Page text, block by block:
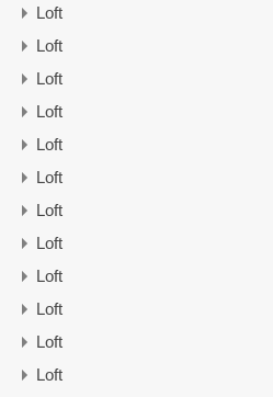
Loft
Loft
Loft
Loft
Loft
Loft
Loft
Loft
Loft
Loft
Loft
Loft